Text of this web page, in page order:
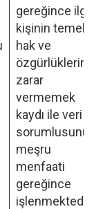
gereğince ilgili
kişinin temel
hak ve
özgürlüklerine
zarar
vermemek
kaydı ile veri
meşru
menfaati
gereğince